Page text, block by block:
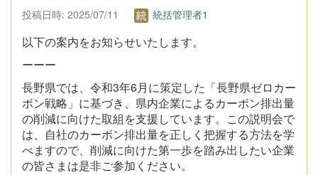
投稿日時: 2025/07/11 統括管理者1
以下の案内をお知らせいたします。
ーーー
長野県では、令和3年6月に策定した「長野県ゼロカー
ボン戦略」に基づき、県内企業によるカーボン排出量
の削減に向けた取組を支援しています。この説明会で
は、自社のカーボン排出量を正しく把握する方法を学
べますので、削減に向けた第一歩を踏み出したい企業
の皆さまは是非ご参加ください。